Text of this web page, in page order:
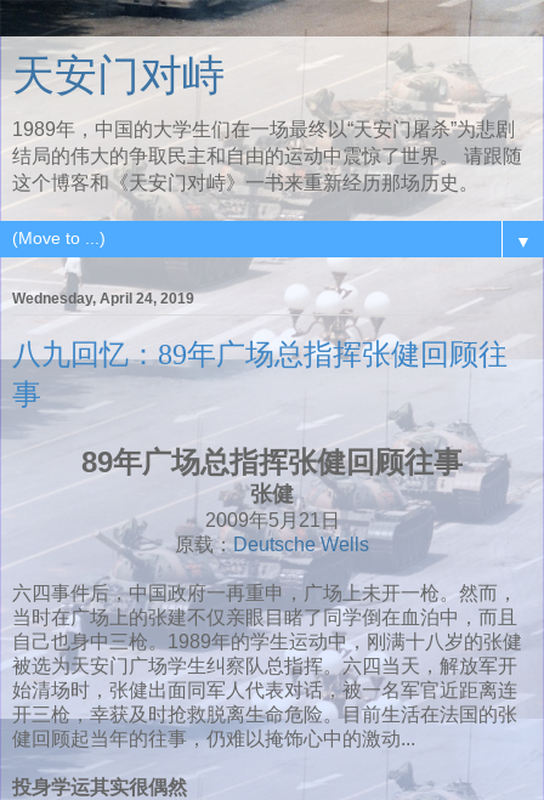
天安门对峙
1989年，中国的大学生们在一场最终以“天安门屠杀”为悲剧
结局的伟大的争取民主和自由的运动中震惊了世界。 请跟随
这个博客和《天安门对峙》一书来重新经历那场历史。
▼
Wednesday, April 24, 2019
八九回忆：89年广场总指挥张健回顾往
事
89年广场总指挥张健回顾往事
张健
2009年5月21日
原载： Deutsche Wells
六四事件后，中国政府一再重申，广场上未开一枪。然而，
当时在广场上的张建不仅亲眼目睹了同学倒在血泊中，而且
自己也身中三枪。1989年的学生运动中，刚满十八岁的张健
被选为天安门广场学生纠察队总指挥。六四当天，解放军开
始清场时，张健出面同军人代表对话，被一名军官近距离连
开三枪，幸获及时抢救脱离生命危险。目前生活在法国的张
健回顾起当年的往事，仍难以掩饰心中的激动...
投身学运其实很偶然